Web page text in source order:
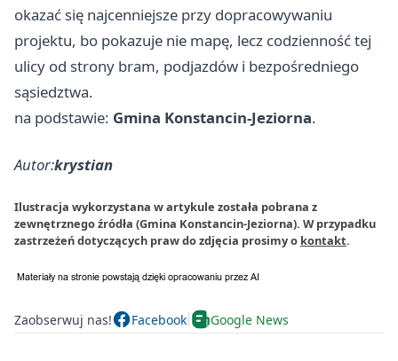
okazać się najcenniejsze przy dopracowywaniu
projektu, bo pokazuje nie mapę, lecz codzienność tej
ulicy od strony bram, podjazdów i bezpośredniego
sąsiedztwa.
na podstawie: Gmina Konstancin-Jeziorna.
Autor:krystian
Ilustracja wykorzystana w artykule została pobrana z
zewnętrznego źródła (Gmina Konstancin-Jeziorna). W przypadku
zastrzeżeń dotyczących praw do zdjęcia prosimy o kontakt.
Zaobserwuj nas! Facebook Google News